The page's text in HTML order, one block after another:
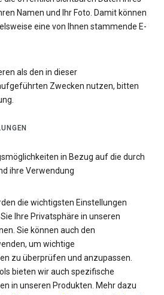
Namen und Ihr Foto. Damit können
eine von Ihnen stammende E-
als den in dieser
Zwecken nutzen, bitten
in Bezug auf die durch
ihre Verwendung
die wichtigsten Einstellungen
Ihre Privatsphäre in unseren
Sie können auch den
um wichtige
zu überprüfen und anzupassen.
bieten wir auch spezifische
in unseren Produkten. Mehr dazu